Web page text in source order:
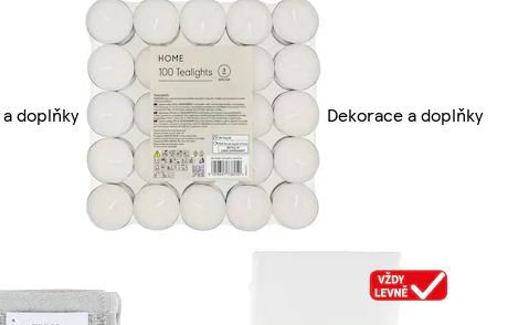
doplňky Dekorace a doplňky